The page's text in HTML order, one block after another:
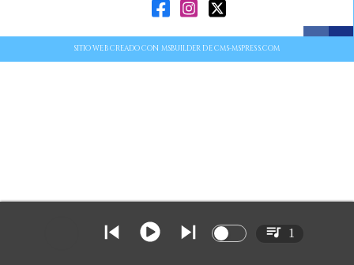
SITIO WEB CREADO CON MSBUILDER DE CMS-MSPRESS.COM
1